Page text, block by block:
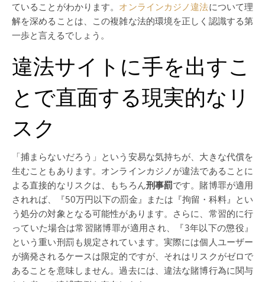
ていることがわかります。 オンラインカジノ違法について理
解を深めることは、この複雑な法的環境を正しく認識する第
一歩と言えるでしょう。
違法サイトに手を出すこ
とで直面する現実的なリ
スク
「捕まらないだろう」という安易な気持ちが、大きな代償を
生むこともあります。オンラインカジノが違法であることに
よる直接的なリスクは、もちろん刑事罰です。賭博罪が適用
されれば、『50万円以下の罰金』または『拘留・科料』とい
う処分の対象となる可能性があります。さらに、常習的に行
っていた場合は常習賭博罪が適用され、『3年以下の懲役』
という重い刑罰も規定されています。実際には個人ユーザー
が摘発されるケースは限定的ですが、それはリスクがゼロで
あることを意味しません。過去には、違法な賭博行為に関与